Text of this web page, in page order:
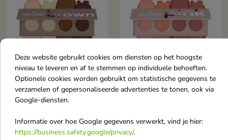

AA Wings of Color No
Limit Volume
Brown 4g
Een neutraal oogschaduwpalet
AA Wings of Color No
gepigmenteerde oogschaduw in
een warme roze tint, gemakkelijk
te blenden, langdurig effect en
Deze website gebruikt cookies om diensten op het hoogste
niveau te leveren en af te stemmen op individuele behoeften.
Optionele cookies worden gebruikt om statistische gegevens te
verzamelen of gepersonaliseerde advertenties te tonen, ook via
Google-diensten.
Informatie over hoe Google gegevens verwerkt, vind je hier:
https://business.safety.google/privacy/.